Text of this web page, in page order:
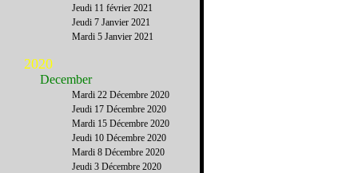
Jeudi 11 février 2021
Jeudi 7 Janvier 2021
Mardi 5 Janvier 2021
2020
December
Mardi 22 Décembre 2020
Jeudi 17 Décembre 2020
Mardi 15 Décembre 2020
Jeudi 10 Décembre 2020
Mardi 8 Décembre 2020
Jeudi 3 Décembre 2020